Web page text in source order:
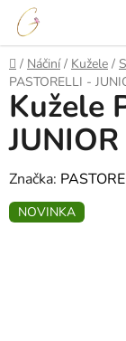
Přejít
obsah
Domů
/ Náčiní / Kužele /
PASTORELLI -
Kužele
JUNIOR
Značka:
NOVINKA